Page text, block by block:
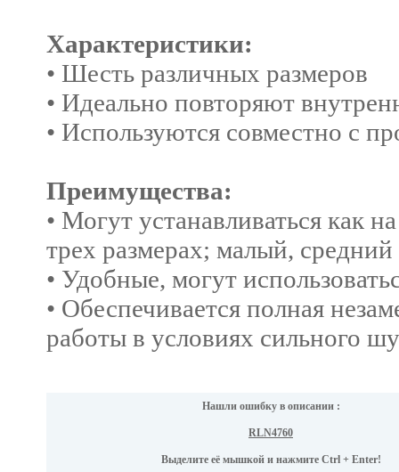
Характеристики:
• Шесть различных размеров
• Идеально повторяют
• Используются совместно с
Преимущества:
• Могут устанавливаться как
трех размерах; малый,
• Удобные, могут
• Обеспечивается полная
работы в условиях сильного
Нашли ошибку в описании :
RLN4760
Выделите её мышкой и нажмите Ctrl + Enter!